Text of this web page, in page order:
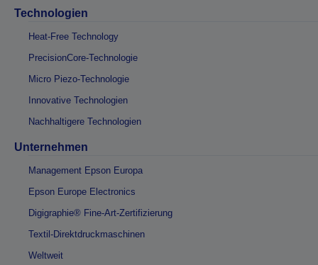
Technologien
Heat-Free Technology
PrecisionCore-Technologie
Micro Piezo-Technologie
Innovative Technologien
Nachhaltigere Technologien
Unternehmen
Management Epson Europa
Epson Europe Electronics
Digigraphie® Fine-Art-Zertifizierung
Textil-Direktdruckmaschinen
Weltweit